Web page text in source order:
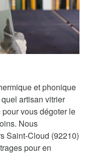
et phonique
artisan vitrier
vous dégoter le
Nous
Saint-Cloud (92210)
pour en